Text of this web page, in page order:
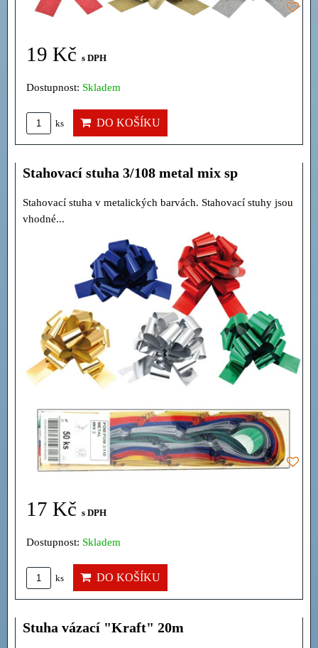
19 Kč s DPH
Dostupnost: Skladem
ks DO KOŠÍKU
Stahovací stuha 3/108 metal mix sp
Stahovací stuha v metalických barvách. Stahovací stuhy jsou
vhodné...
17 Kč s DPH
Dostupnost: Skladem
ks DO KOŠÍKU
Stuha vázací "Kraft" 20m